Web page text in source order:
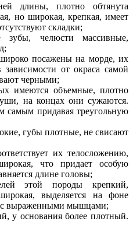
длины, плотно обтянута
но широкая, крепкая, имеет
складки;
зубы, челюсти массивные,
посажены на морде, их
зависимости от окраса самой
черными;
имеются объемные, плотно
на концах они сужаются.
самым придавая треугольную
губы плотные, не свисают
их телосложению,
что придает особую
длине головы;
этой породы крепкий,
выделяется на фоне
с выраженными мышцами;
у основания более плотный.